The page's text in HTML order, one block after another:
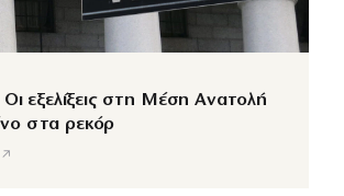
εξελίξεις στη Μέση Ανατολή
στα ρεκόρ
↗